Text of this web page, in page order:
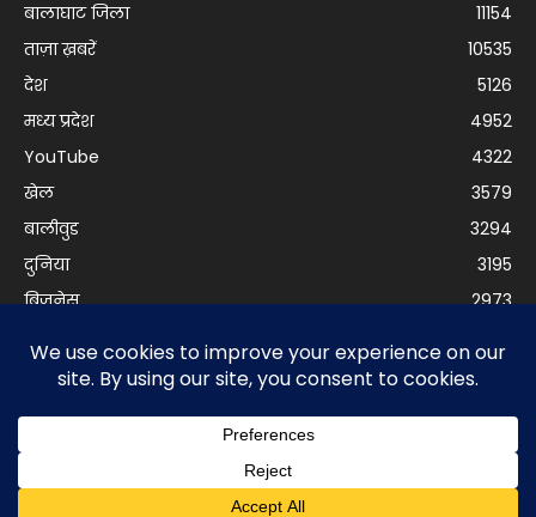
बालाघाट जिला
11154
ताज़ा ख़बरें
10535
देश
5126
मध्य प्रदेश
4952
YouTube
4322
खेल
3579
बालीवुड
3294
दुनिया
3195
बिजनेस
2973